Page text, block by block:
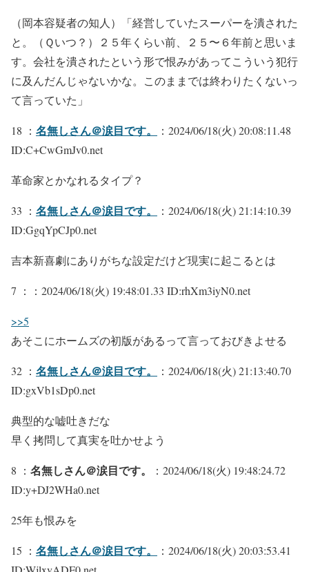
（岡本容疑者の知人）「経営していたスーパーを潰された
と。（Ｑいつ？）２５年くらい前、２５〜６年前と思いま
す。会社を潰されたという形で恨みがあってこういう犯行
に及んだんじゃないかな。このままでは終わりたくないっ
て言っていた」
18 ： 名無しさん＠涙目です。
：2024/06/18(火) 20:08:11.48
ID:C+CwGmJv0.net
革命家とかなれるタイプ？
33 ： 名無しさん＠涙目です。
：2024/06/18(火) 21:14:10.39
ID:GgqYpCJp0.net
吉本新喜劇にありがちな設定だけど現実に起こるとは
7 ： ：2024/06/18(火) 19:48:01.33 ID:rhXm3iyN0.net
>>5
あそこにホームズの初版があるって言っておびきよせる
32 ： 名無しさん＠涙目です。
：2024/06/18(火) 21:13:40.70
ID:gxVb1sDp0.net
典型的な嘘吐きだな
早く拷問して真実を吐かせよう
8 ： 名無しさん＠涙目です。
：2024/06/18(火) 19:48:24.72
ID:y+DJ2WHa0.net
25年も恨みを
15 ： 名無しさん＠涙目です。
：2024/06/18(火) 20:03:53.41